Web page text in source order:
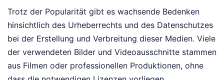
Trotz der Popularität gibt es wachsende Bedenken
hinsichtlich des Urheberrechts und des Datenschutzes
bei der Erstellung und Verbreitung dieser Medien. Viele
der verwendeten Bilder und Videoausschnitte stammen
aus Filmen oder professionellen Produktionen, ohne